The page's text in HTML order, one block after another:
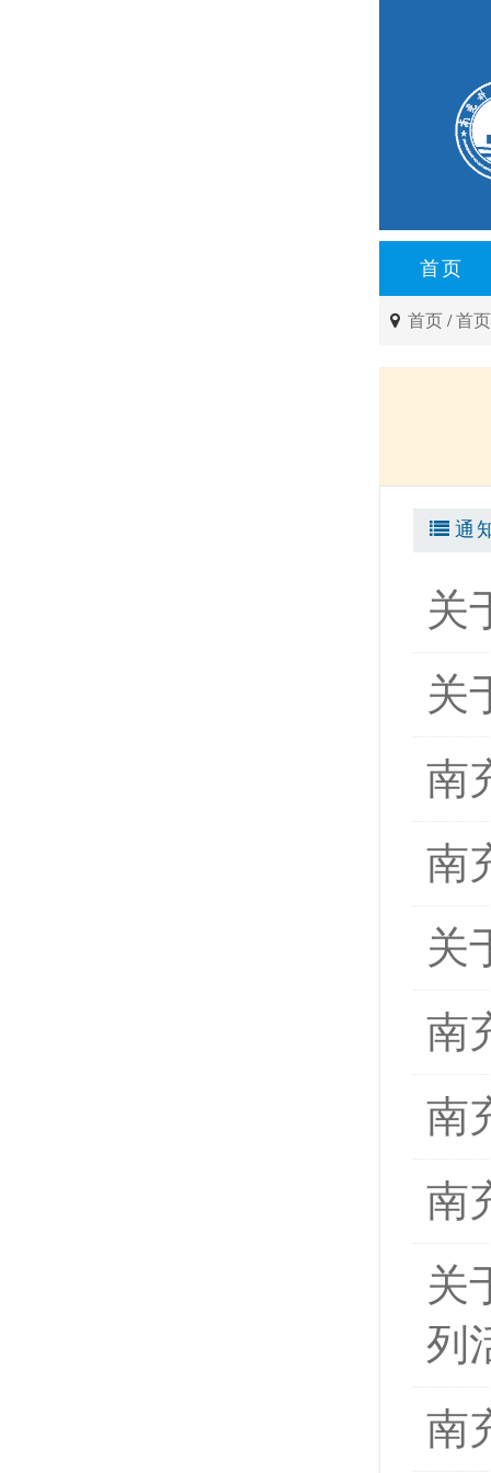
首页
首页 /首页
通
关
关
南
南
关
南
南
南
关
列
南